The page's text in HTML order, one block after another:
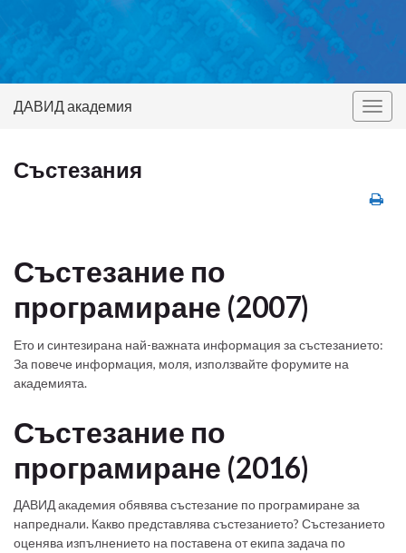
ДАВИД академия
Състезания
Състезание по
програмиране (2007)
Ето и синтезирана най-важната информация за състезанието:
За повече информация, моля, използвайте форумите на
академията.
Състезание по
програмиране (2016)
ДАВИД академия обявява състезание по програмиране за
напреднали. Какво представлява състезанието? Състезанието
оценява изпълнението на поставена от екипа задача по